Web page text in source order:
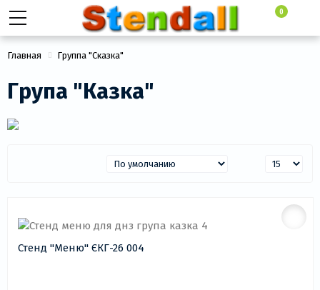
0
Главная Группа "Сказка"
Група "Казка"
Стенд "Меню" ЄКГ-26 004